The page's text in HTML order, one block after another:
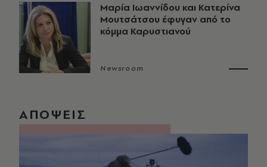
Μαρία Ιωαννίδου και Κατερίνα
Μουτσάτσου έφυγαν από το
κόμμα Καρυστιανού
Newsroom
ΑΠΟΨΕΙΣ